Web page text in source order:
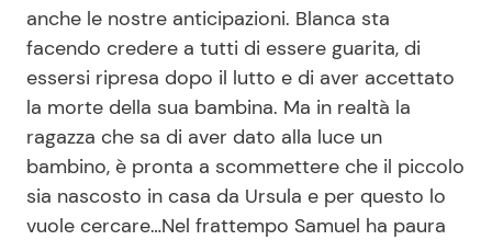
News benessere
Salute
Viaggi e Turismo
Festività
Primi Piatti
Ricette Facili e Veloci
Ricette Feste
Ricette per Bambini
anche le nostre anticipazioni. Blanca sta
facendo credere a tutti di essere guarita, di
essersi ripresa dopo il lutto e di aver accettato
la morte della sua bambina. Ma in realtà la
ragazza che sa di aver dato alla luce un
bambino, è pronta a scommettere che il piccolo
sia nascosto in casa da Ursula e per questo lo
vuole cercare…Nel frattempo Samuel ha paura